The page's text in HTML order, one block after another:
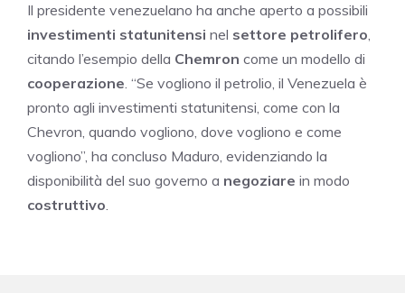
Il presidente venezuelano ha anche aperto a possibili
investimenti statunitensi nel settore petrolifero,
citando l’esempio della Chemron come un modello di
cooperazione. “Se vogliono il petrolio, il Venezuela è
pronto agli investimenti statunitensi, come con la
Chevron, quando vogliono, dove vogliono e come
vogliono”, ha concluso Maduro, evidenziando la
disponibilità del suo governo a negoziare in modo
costruttivo.